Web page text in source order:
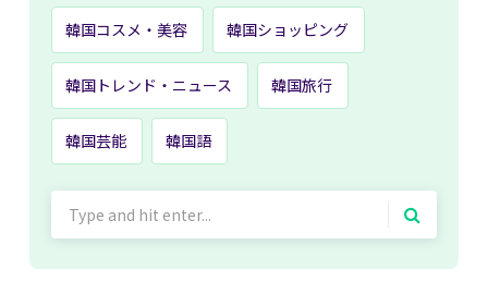
韓国コスメ・美容 韓国ショッピング
韓国トレンド・ニュース 韓国旅行
韓国芸能 韓国語